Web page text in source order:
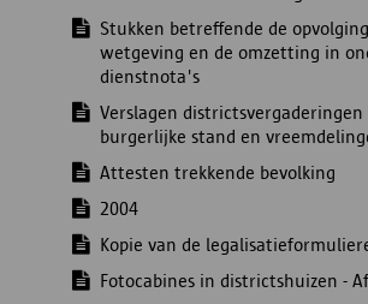
Stukken betreffende de
wetgeving en de omzetting in
dienstnota's
Verslagen districtsvergaderingen
burgerlijke stand en
Attesten trekkende bevolking
2004
Kopie van de
Fotocabines in districtshuizen -